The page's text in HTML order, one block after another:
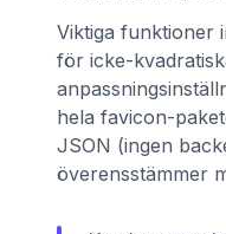
Viktiga funktioner
för icke-
hela favicon-
JSON (ingen
överensstämmer